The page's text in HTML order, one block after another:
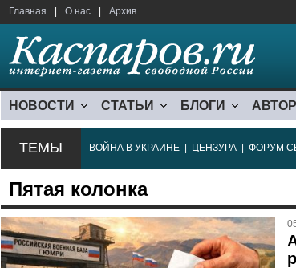
Главная О нас Архив
НОВОСТИ СТАТЬИ БЛОГИ
ТЕМЫ ВОЙНА В УКРАИНЕ ЦЕНЗУРА ФОРУМ
Пятая колонка